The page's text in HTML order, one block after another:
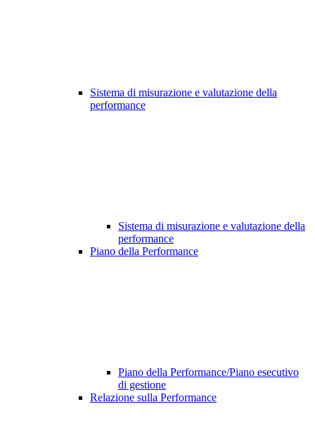
Sistema di misurazione e valutazione della
performance
Sistema di misurazione e valutazione della
performance
Piano della Performance
Piano della Performance/Piano esecutivo
di gestione
Relazione sulla Performance